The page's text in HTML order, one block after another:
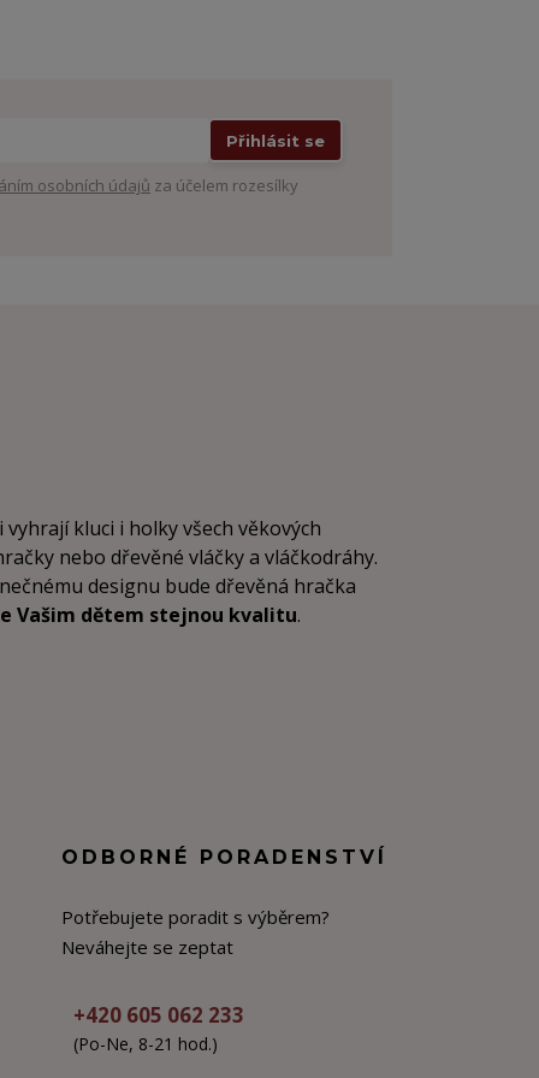
Přihlásit se
osobních údajů za účelem rozesílky
vyhrají kluci i holky všech věkových
nebo dřevěné vláčky a vláčkodráhy.
designu bude dřevěná hračka
Vašim dětem stejnou kvalitu.
ODBORNÉ PORADENSTVÍ
Potřebujete poradit s výběrem?
Neváhejte se zeptat
+420 605 062 233
(Po-Ne, 8-21 hod.)